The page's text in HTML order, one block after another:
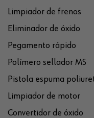
Limpiador de frenos
Eliminador de óxido
Pegamento rápido
Polímero sellador MS
Pistola espuma
Limpiador de motor
Convertidor de óxido